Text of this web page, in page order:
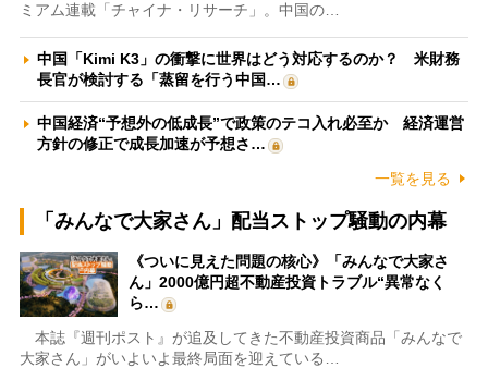
ミアム連載「チャイナ・リサーチ」。中国の…
中国「Kimi K3」の衝撃に世界はどう対応するのか？ 米財務
長官が検討する「蒸留を行う中国…
中国経済“予想外の低成長”で政策のテコ入れ必至か 経済運営
方針の修正で成長加速が予想さ…
一覧を見る
「みんなで大家さん」配当ストップ騒動の内幕
《ついに見えた問題の核心》「みんなで大家さ
ん」2000億円超不動産投資トラブル“異常なく
ら…
本誌『週刊ポスト』が追及してきた不動産投資商品「みんなで
大家さん」がいよいよ最終局面を迎えている…